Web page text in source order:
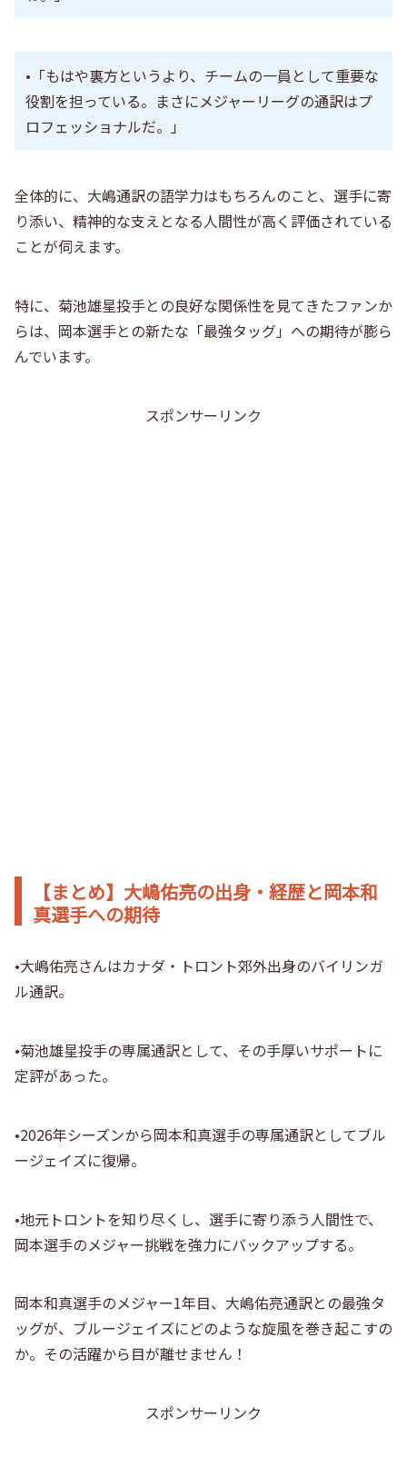
•「もはや裏方というより、チームの一員として重要な
役割を担っている。まさにメジャーリーグの通訳はプ
ロフェッショナルだ。」
全体的に、大嶋通訳の語学力はもちろんのこと、選手に寄
り添い、精神的な支えとなる人間性が高く評価されている
ことが伺えます。
特に、菊池雄星投手との良好な関係性を見てきたファンか
らは、岡本選手との新たな「最強タッグ」への期待が膨ら
んでいます。
スポンサーリンク
【まとめ】大嶋佑亮の出身・経歴と岡本和
真選手への期待
•大嶋佑亮さんはカナダ・トロント郊外出身のバイリンガ
ル通訳。
•菊池雄星投手の専属通訳として、その手厚いサポートに
定評があった。
•2026年シーズンから岡本和真選手の専属通訳としてブル
ージェイズに復帰。
•地元トロントを知り尽くし、選手に寄り添う人間性で、
岡本選手のメジャー挑戦を強力にバックアップする。
岡本和真選手のメジャー1年目、大嶋佑亮通訳との最強タ
ッグが、ブルージェイズにどのような旋風を巻き起こすの
か。その活躍から目が離せません！
スポンサーリンク